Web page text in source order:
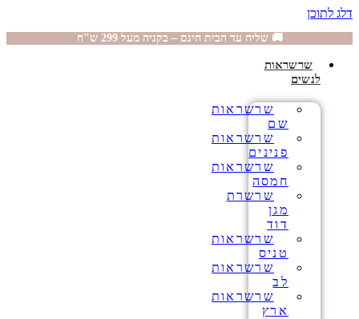
דלג לתוכן
🚚 שליח עד הבית חינם – בקניה מעל 299 ש"ח
שרשראות
לנשים
שרשראות
שם
שרשראות
פנינים
שרשראות
חמסה
שרשרת
מגן
דוד
שרשראות
טניס
שרשראות
לב
שרשראות
ארץ